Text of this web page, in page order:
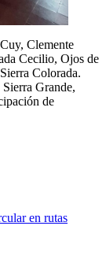
Clemente
Cecilio, Ojos de
Colorada.
Grande,
de
en rutas